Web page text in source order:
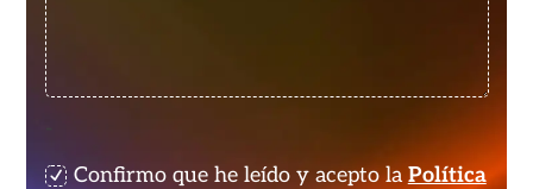
Confirmo que he leído y acepto laPolítica